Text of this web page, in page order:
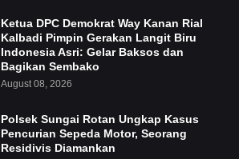
Ketua DPC Demokrat Way Kanan Rial
Kalbadi Pimpin Gerakan Langit Biru
Indonesia Asri: Gelar Baksos dan
Bagikan Sembako
August 08, 2026
Polsek Sungai Rotan Ungkap Kasus
Pencurian Sepeda Motor, Seorang
Residivis Diamankan